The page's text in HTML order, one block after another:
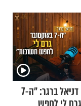
קוד פתוח | דניאל ברגר: "ה-7